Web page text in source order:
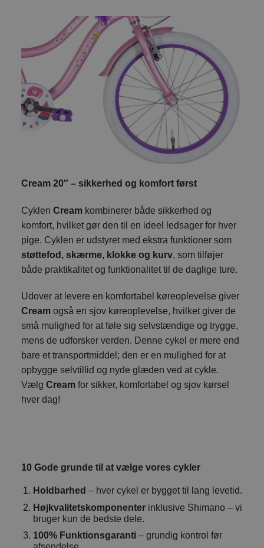
Cream 20″ – sikkerhed og komfort først
Cyklen Creamkombinerer både sikkerhed og
komfort, hvilket gør den til en ideel ledsager for hver
pige. Cyklen er udstyret med ekstra funktioner som
støttefod, skærme, klokke og kurv, som tilføjer
både praktikalitet og funktionalitet til de daglige ture.
Udover at levere en komfortabel køreoplevelse giver
Creamogså en sjov køreoplevelse, hvilket giver de
små mulighed for at føle sig selvstændige og trygge,
mens de udforsker verden. Denne cykel er mere end
bare et transportmiddel; den er en mulighed for at
opbygge selvtillid og nyde glæden ved at cykle.
Vælg Creamfor sikker, komfortabel og sjov kørsel
hver dag!
10 Gode grunde til at vælge vores cykler
Holdbarhed – hver cykel er bygget til lang levetid.
Højkvalitetskomponenter inklusive Shimano – vi
bruger kun de bedste dele.
100% Funktionsgaranti – grundig kontrol før